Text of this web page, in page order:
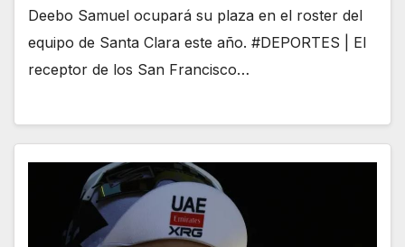
Deebo Samuel ocupará su plaza en el roster del
equipo de Santa Clara este año. #DEPORTES | El
receptor de los San Francisco…